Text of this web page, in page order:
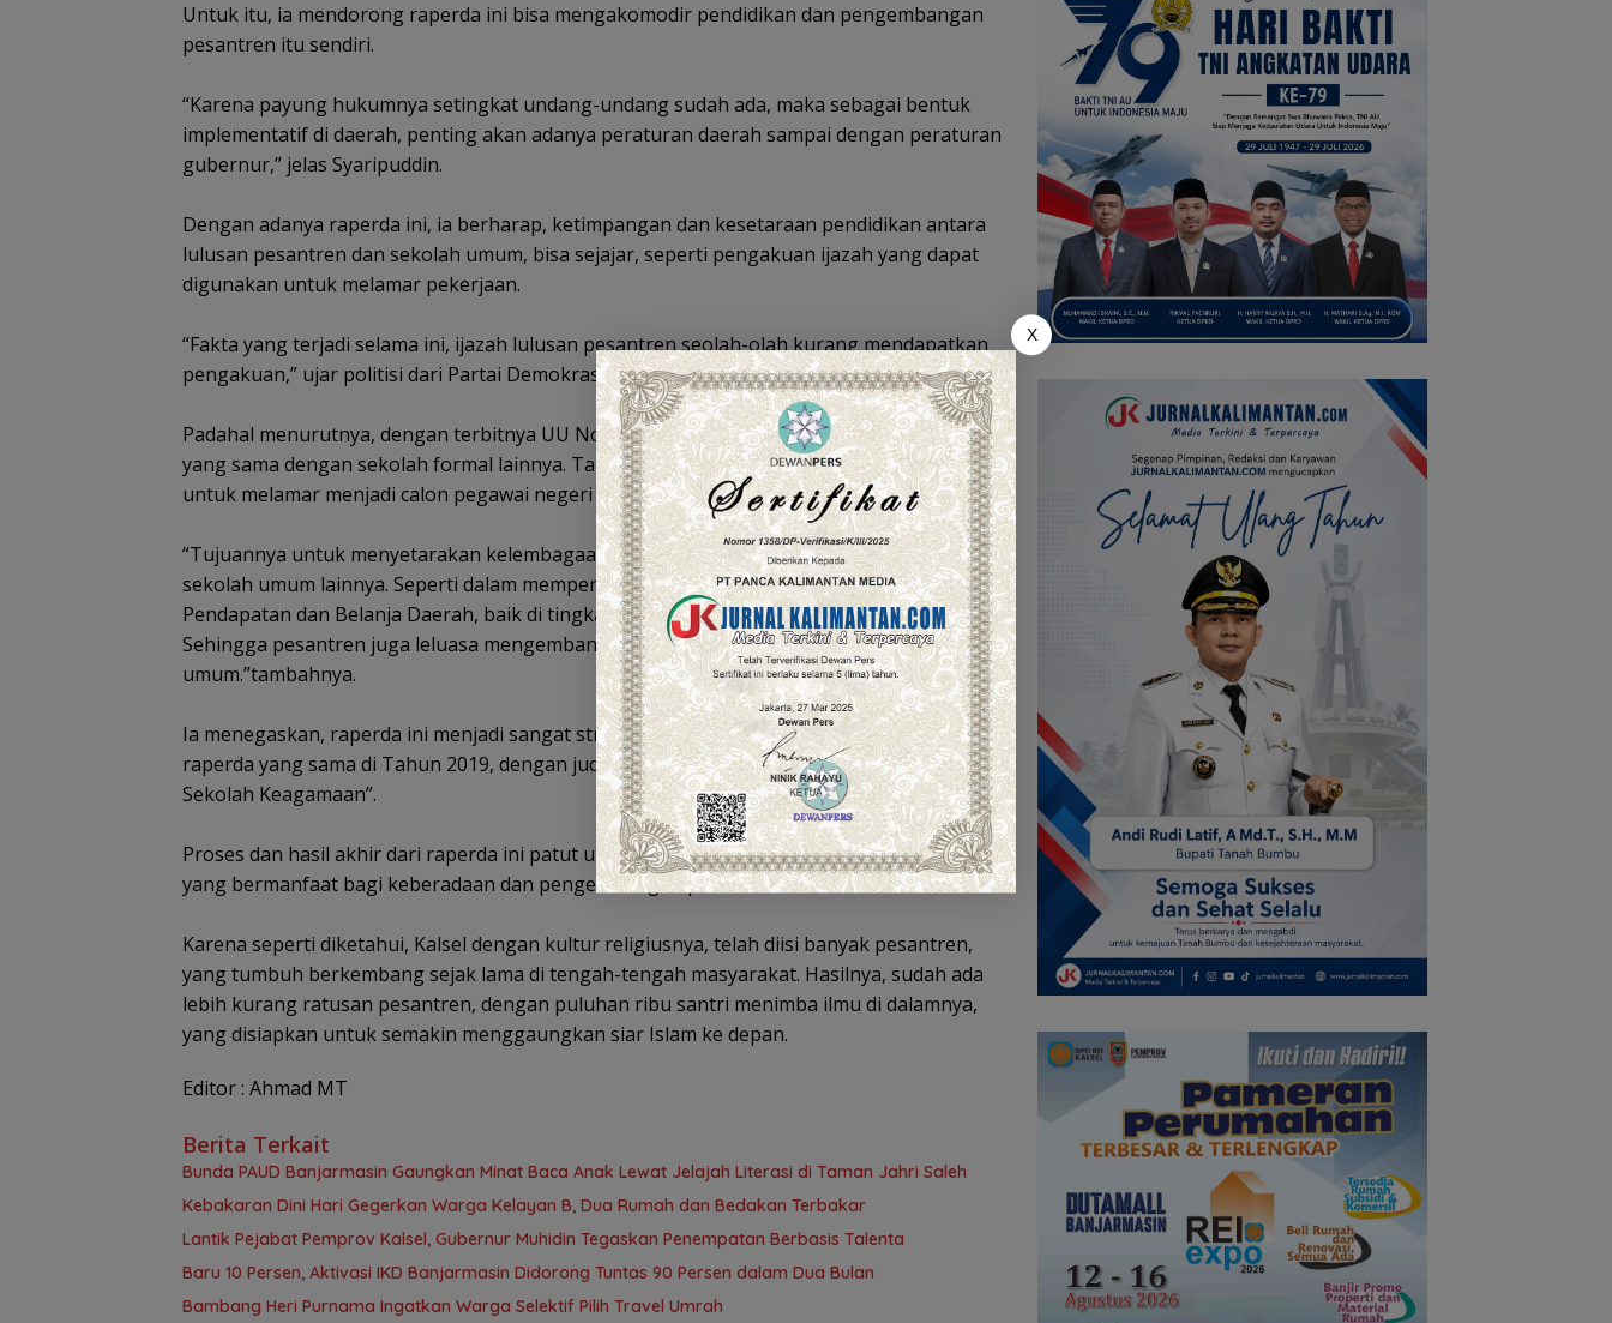
Untuk itu, ia mendorong raperda ini bisa mengakomodir pendidikan dan pengembangan
pesantren itu sendiri.
“Karena payung hukumnya setingkat undang-undang sudah ada, maka sebagai bentuk
implementatif di daerah, penting akan adanya peraturan daerah sampai dengan peraturan
gubernur,” jelas Syaripuddin.
Dengan adanya raperda ini, ia berharap, ketimpangan dan kesetaraan pendidikan antara
lulusan pesantren dan sekolah umum, bisa sejajar, seperti pengakuan ijazah yang dapat
digunakan untuk melamar pekerjaan.
“Fakta yang terjadi selama ini, ijazah lulusan pesantren seolah-olah kurang mendapatkan
pengakuan,” ujar politisi dari Partai Demokrasi Indonesia Perjuangan tersebut.
Padahal menurutnya, dengan terbitnya UU No. 18/2019, ijazah pesantren memiliki derajat
yang sama dengan sekolah formal lainnya. Tak hanya di perusahaan, bahkan bisa diakui
untuk melamar menjadi calon pegawai negeri sipil.
“Tujuannya untuk menyetarakan kelembagaan pendidikan, santri, dan para guru, dengan
sekolah umum lainnya. Seperti dalam memperoleh bantuan pendanaan dari Anggaran
Pendapatan dan Belanja Daerah, baik di tingkat kabupaten/kota maupun provinsi.
Sehingga pesantren juga leluasa mengembangkan diri, tak kalah dengan sekolah
umum.”tambahnya.
Ia menegaskan, raperda ini menjadi sangat strategis untuk diwujudkan, kendati terdapat
raperda yang sama di Tahun 2019, dengan judul “Pemberdayaan Pondok Pesantren dan
Sekolah Keagamaan”.
Proses dan hasil akhir dari raperda ini patut untuk ditunggu, sebagai sebuah terobosan
yang bermanfaat bagi keberadaan dan pengembangan pesantren di Kalsel.
Karena seperti diketahui, Kalsel dengan kultur religiusnya, telah diisi banyak pesantren,
yang tumbuh berkembang sejak lama di tengah-tengah masyarakat. Hasilnya, sudah ada
lebih kurang ratusan pesantren, dengan puluhan ribu santri menimba ilmu di dalamnya,
yang disiapkan untuk semakin menggaungkan siar Islam ke depan.
Editor : Ahmad MT
Berita Terkait
Bunda PAUD Banjarmasin Gaungkan Minat Baca Anak Lewat Jelajah Literasi di Taman Jahri Saleh
Kebakaran Dini Hari Gegerkan Warga Kelayan B, Dua Rumah dan Bedakan Terbakar
Lantik Pejabat Pemprov Kalsel, Gubernur Muhidin Tegaskan Penempatan Berbasis Talenta
Baru 10 Persen, Aktivasi IKD Banjarmasin Didorong Tuntas 90 Persen dalam Dua Bulan
Bambang Heri Purnama Ingatkan Warga Selektif Pilih Travel Umrah
X